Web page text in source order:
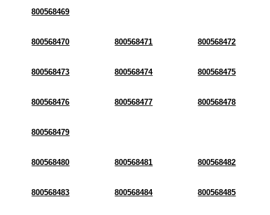
800568469
800568470 800568471 800568472
800568473 800568474 800568475
800568476 800568477 800568478
800568479
800568480 800568481 800568482
800568483 800568484 800568485